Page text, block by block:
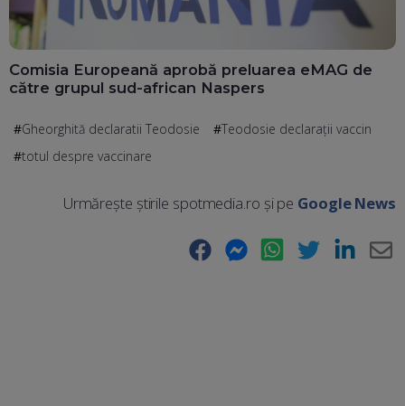
Comisia Europeană aprobă preluarea eMAG de
către grupul sud-african Naspers
Gheorghită declaratii Teodosie
Teodosie declarații vaccin
totul despre vaccinare
Urmărește știrile spotmedia.ro și pe Google News
Facebook Messenger WhatsApp Twitter LinkedIn